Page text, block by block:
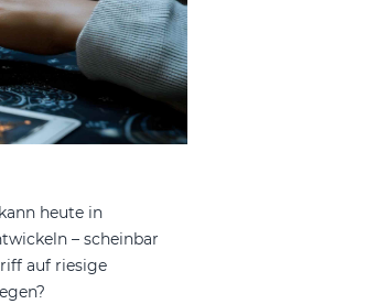
heute in
– scheinbar
auf riesige